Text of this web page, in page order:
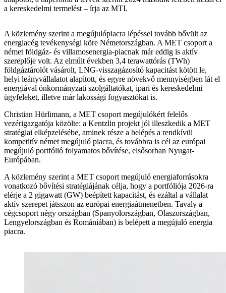
a kereskedelmi termelést – írja az MTI.
A közlemény szerint a megújulópiacra lépéssel tovább bővült az
energiacég tevékenységi köre Németországban. A MET csoport a
német földgáz- és villamosenergia-piacnak már eddig is aktív
szereplője volt. Az elmúlt években 3,4 terawattórás (TWh)
földgáztárolót vásárolt, LNG-visszagázosító kapacitást kötött le,
helyi leányvállalatot alapított, és egyre növekvő mennyiségben lát el
energiával önkormányzati szolgáltatókat, ipari és kereskedelmi
ügyfeleket, illetve már lakossági fogyasztókat is.
Christian Hürlimann, a MET csoport megújulókért felelős
vezérigazgatója közölte: a Kentzlin projekt jól illeszkedik a MET
stratégiai elképzelésébe, aminek része a belépés a rendkívül
kompetitív német megújuló piacra, és továbbra is cél az európai
megújuló portfólió folyamatos bővítése, elsősorban Nyugat-
Európában.
A közlemény szerint a MET csoport megújuló energiaforrásokra
vonatkozó bővítési stratégiájának célja, hogy a portfóliója 2026-ra
elérje a 2 gigawatt (GW) beépített kapacitást, és ezáltal a vállalat
aktív szerepet játsszon az európai energiaátmenetben. Tavaly a
cégcsoport négy országban (Spanyolországban, Olaszországban,
Lengyelországban és Romániában) is belépett a megújuló energia
piacra.